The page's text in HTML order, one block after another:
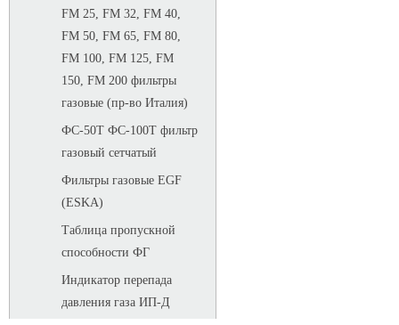
FM 25, FM 32, FM 40,
FM 50, FM 65, FM 80,
FM 100, FM 125, FM
150, FM 200 фильтры
газовые (пр-во Италия)
ФС-50Т ФС-100Т фильтр
газовый сетчатый
Фильтры газовые EGF
(ESKA)
Таблица пропускной
способности ФГ
Индикатор перепада
давления газа ИП-Д